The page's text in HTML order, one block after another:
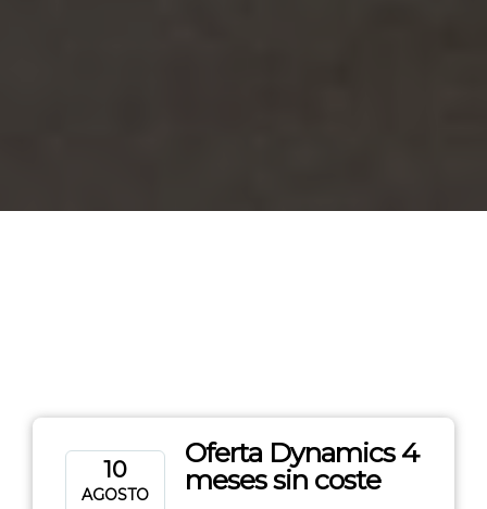
10
AGOSTO
Oferta Dynamics 4
meses sin coste